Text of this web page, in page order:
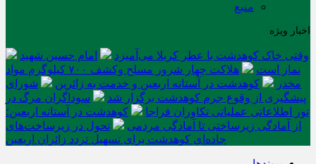
منبع
اخبار ویژه
وقتی خاک کوهدشت با عطر کربلا می‌آمیزد
امام حسین شهید
نماز است
هلاکت چهار شرور مسلح وکشف ۷۰۰ کیلوگرم مواد
مخدر
کوهدشت در آستانه اربعین و خدمت‌ به زائرین
شورای
پیشگیری از وقوع جرم کوهدشت برگزار شد
سوداگران مرگ در
تور اطلاعاتی عملیاتی تکاوران فراجا
کوهدشت در آستانه اربعین؛
از آمادگی زیرساختی تا آمادگی مردمی
تحول در زیرساخت‌های
جاده‌ای کوهدشت برای تسهیل تردد زائران اربعین